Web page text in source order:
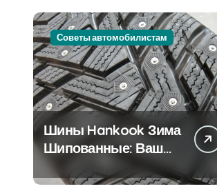
Советы автомобилистам
Шины Hankook Зима
Шипованные: Ваш
Надежный Партнёр
на Снежных Дорогах